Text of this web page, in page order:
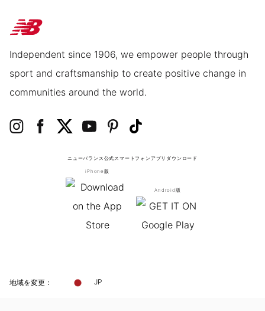
Independent since 1906, we empower people through
sport and craftsmanship to create positive change in
communities around the world.
ニューバランス公式スマートフォンアプリ ダウンロード
iPhone版
Android版
地域を変更： JP